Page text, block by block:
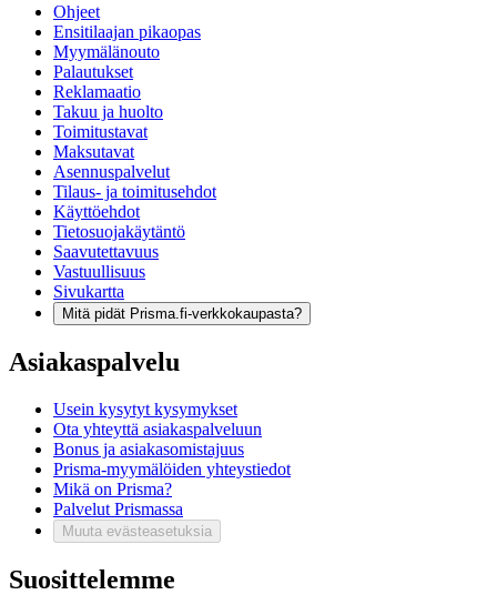
Ohjeet
Ensitilaajan pikaopas
Myymälänouto
Palautukset
Reklamaatio
Takuu ja huolto
Toimitustavat
Maksutavat
Asennuspalvelut
Tilaus- ja toimitusehdot
Käyttöehdot
Tietosuojakäytäntö
Saavutettavuus
Vastuullisuus
Sivukartta
Mitä pidät Prisma.fi-verkkokaupasta?
Asiakaspalvelu
Usein kysytyt kysymykset
Ota yhteyttä asiakaspalveluun
Bonus ja asiakasomistajuus
Prisma-myymälöiden yhteystiedot
Mikä on Prisma?
Palvelut Prismassa
Muuta evästeasetuksia
Suosittelemme